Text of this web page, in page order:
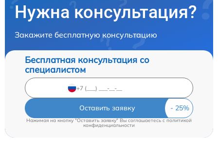
Нужна консультация?
Закажите бесплатную консультацию
Бесплатная консультация со
специалистом
Оставить заявку
Нажимая на кнопку "Оставить заявку" Вы соглашаетесь c политикой
конфиденциальности